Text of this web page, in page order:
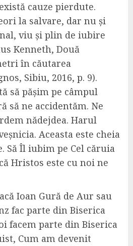
cauze pierdute.
la salvare, dar nu și
viu și plin de iubire
Kenneth, Două
în căutarea
Sibiu, 2016, p. 9).
să pășim pe câmpul
să ne accidentăm. Ne
nădejdea. Harul
Aceasta este cheia
Să Îl iubim pe Cel căruia
Hristos este cu noi ne
Ioan Gură de Aur sau
fac parte din Biserica
facem parte din Biserica
Cum am devenit